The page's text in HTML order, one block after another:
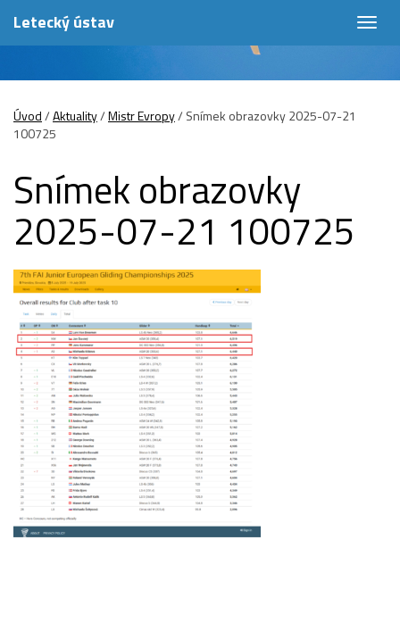
Letecký ústav
Úvod/Aktuality/Mistr Evropy/ Snímek obrazovky 2025-07-21
100725
Snímek obrazovky
2025-07-21 100725